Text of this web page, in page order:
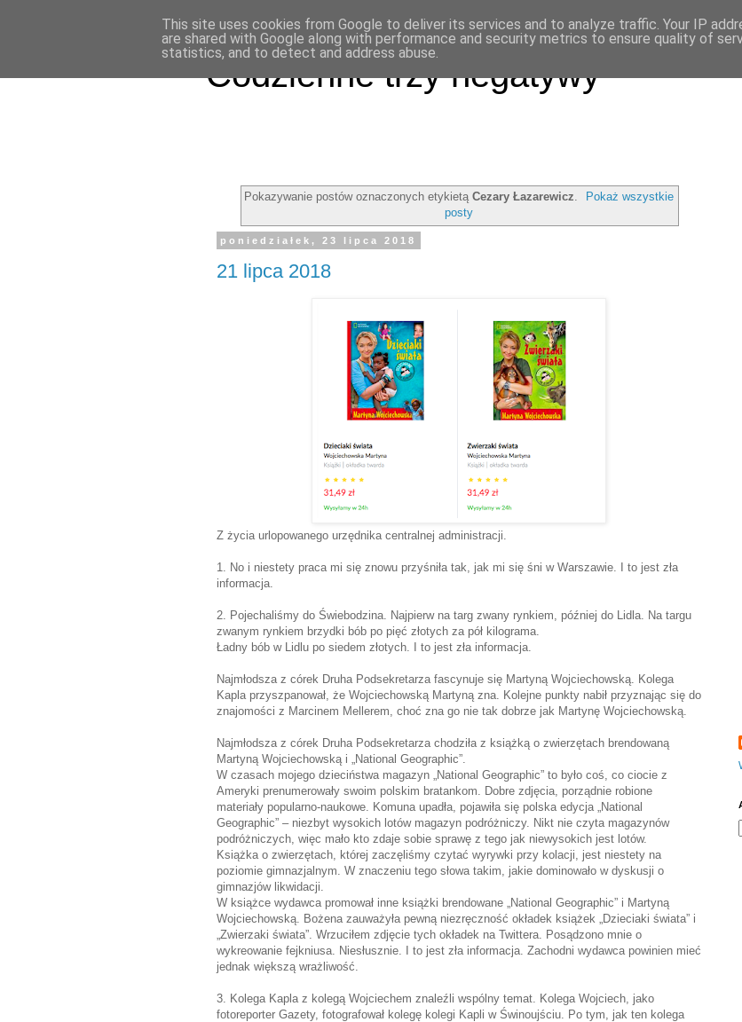
Codzienne trzy negatywy
Pokazywanie postów oznaczonych etykietą Cezary Łazarewicz
Pokaż wszystkie
posty
poniedziałek, 23 lipca 2018
21 lipca 2018
Z życia urlopowanego urzędnika centralnej administracji.
1. No i niestety praca mi się znowu przyśniła tak, jak mi się śni w Warszawie. I to jest zła
informacja.
2. Pojechaliśmy do Świebodzina. Najpierw na targ zwany rynkiem, później do Lidla. Na targu
zwanym rynkiem brzydki bób po pięć złotych za pół kilograma.
Ładny bób w Lidlu po siedem złotych. I to jest zła informacja.
Najmłodsza z córek Druha Podsekretarza fascynuje się Martyną Wojciechowską. Kolega
Kapla przyszpanował, że Wojciechowską Martyną zna. Kolejne punkty nabił przyznając się do
znajomości z Marcinem Mellerem, choć zna go nie tak dobrze jak Martynę Wojciechowską.
Najmłodsza z córek Druha Podsekretarza chodziła z książką o zwierzętach brendowaną
Martyną Wojciechowską i „National Geographic”.
W czasach mojego dzieciństwa magazyn „National Geographic” to było coś, co ciocie z
Ameryki prenumerowały swoim polskim bratankom. Dobre zdjęcia, porządnie robione
materiały popularno-naukowe. Komuna upadła, pojawiła się polska edycja „National
Geographic” – niezbyt wysokich lotów magazyn podróżniczy. Nikt nie czyta magazynów
podróżniczych, więc mało kto zdaje sobie sprawę z tego jak niewysokich jest lotów.
Książka o zwierzętach, której zaczęliśmy czytać wyrywki przy kolacji, jest niestety na
poziomie gimnazjalnym. W znaczeniu tego słowa takim, jakie dominowało w dyskusji o
gimnazjów likwidacji.
W książce wydawca promował inne książki brendowane „National Geographic” i Martyną
Wojciechowską. Bożena zauważyła pewną niezręczność okładek książek „Dzieciaki świata” i
„Zwierzaki świata”. Wrzuciłem zdjęcie tych okładek na Twittera. Posądzono mnie o
wykreowanie fejkniusa. Niesłusznie. I to jest zła informacja. Zachodni wydawca powinien mieć
jednak większą wrażliwość.
3. Kolega Kapla z kolegą Wojciechem znaleźli wspólny temat. Kolega Wojciech, jako
fotoreporter Gazety, fotografował kolegę kolegi Kapli w Świnoujściu. Po tym, jak ten kolega
This site uses cookies from Google to deliver its services and to analyze traffic. Your IP
are shared with Google along with performance and security metrics to ensure quality of
statistics, and to detect and address abuse.